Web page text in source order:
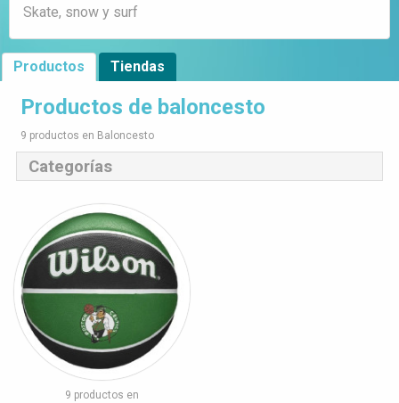
Skate, snow y surf
Productos Tiendas
Productos de baloncesto
9 productos en Baloncesto
Categorías
9 productos en